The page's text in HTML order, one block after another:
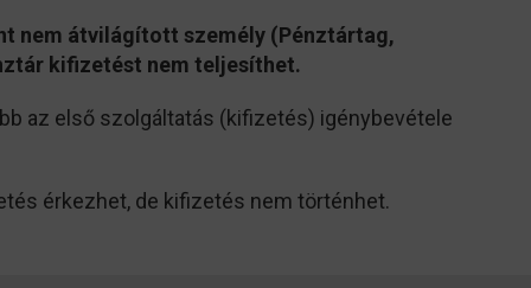
nem átvilágított személy (Pénztártag,
kifizetést nem teljesíthet.
az első szolgáltatás (kifizetés) igénybevétele
érkezhet, de kifizetés nem történhet.